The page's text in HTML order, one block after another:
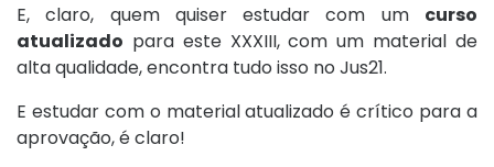
E, claro, quem quiser estudar com um curso
atualizado para este XXXIII, com um material de
alta qualidade, encontra tudo isso no Jus21.
E estudar com o material atualizado é crítico para a
aprovação, é claro!